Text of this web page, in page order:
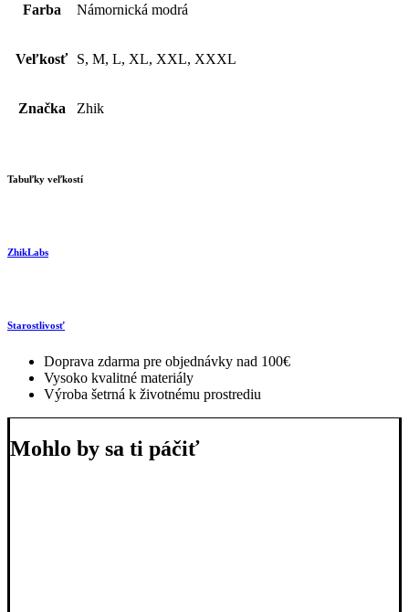
Farba Námornická modrá
Veľkosť S, M, L, XL, XXL, XXXL
Značka Zhik
Tabuľky veľkostí
ZhikLabs
Starostlivosť
Doprava zdarma pre objednávky nad 100€
Vysoko kvalitné materiály
Výroba šetrná k životnému prostrediu
Mohlo by sa ti páčiť